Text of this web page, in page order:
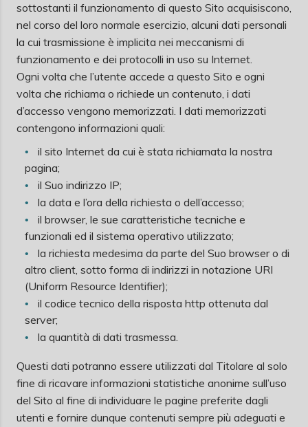
sottostanti il funzionamento di questo Sito acquisiscono,
nel corso del loro normale esercizio, alcuni dati personali
la cui trasmissione è implicita nei meccanismi di
funzionamento e dei protocolli in uso su Internet.
Ogni volta che l’utente accede a questo Sito e ogni
volta che richiama o richiede un contenuto, i dati
d’accesso vengono memorizzati. I dati memorizzati
contengono informazioni quali:
il sito Internet da cui è stata richiamata la nostra
pagina;
il Suo indirizzo IP;
la data e l’ora della richiesta o dell’accesso;
il browser, le sue caratteristiche tecniche e
funzionali ed il sistema operativo utilizzato;
la richiesta medesima da parte del Suo browser o di
altro client, sotto forma di indirizzi in notazione URI
(Uniform Resource Identifier);
il codice tecnico della risposta http ottenuta dal
server;
la quantità di dati trasmessa.
Questi dati potranno essere utilizzati dal Titolare al solo
fine di ricavare informazioni statistiche anonime sull’uso
del Sito al fine di individuare le pagine preferite dagli
utenti e fornire dunque contenuti sempre più adeguati e